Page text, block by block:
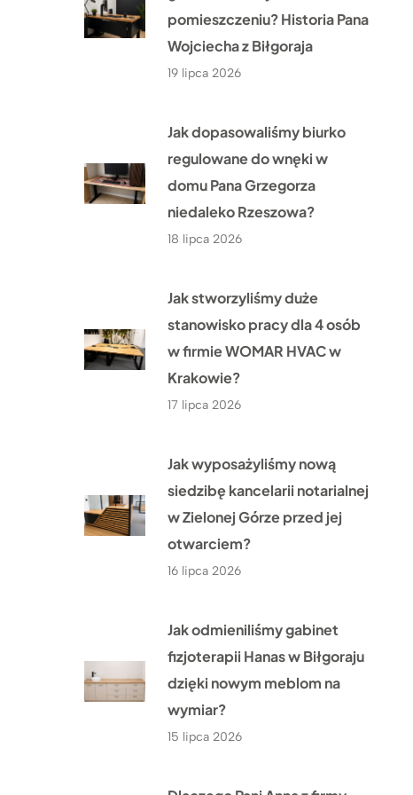
pomieszczeniu? Historia Pana
Wojciecha z Biłgoraja
19 lipca 2026
Jak dopasowaliśmy biurko
regulowane do wnęki w
domu Pana Grzegorza
niedaleko Rzeszowa?
18 lipca 2026
Jak stworzyliśmy duże
stanowisko pracy dla 4 osób
w firmie WOMAR HVAC w
Krakowie?
17 lipca 2026
Jak wyposażyliśmy nową
siedzibę kancelarii notarialnej
w Zielonej Górze przed jej
otwarciem?
16 lipca 2026
Jak odmieniliśmy gabinet
fizjoterapii Hanas w Biłgoraju
dzięki nowym meblom na
wymiar?
15 lipca 2026